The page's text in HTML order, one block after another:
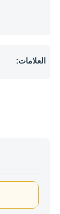
العلامات: